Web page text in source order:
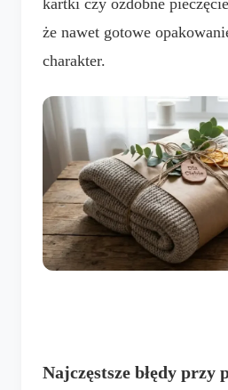
że nawet gotowe
charakter.
Najczęstsze błędy przy